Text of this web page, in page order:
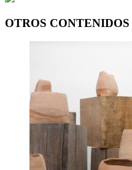
OTROS